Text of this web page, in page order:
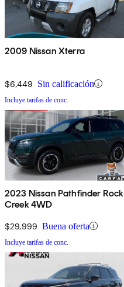
2009 Nissan Xterra
$6,449 Sin calificación
Incluye tarifas de conc.
2023 Nissan Pathfinder Rock
Creek 4WD
$29,999 Buena oferta
Incluye tarifas de conc.